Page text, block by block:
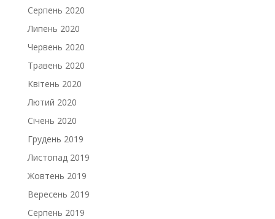
Серпень 2020
Липень 2020
Червень 2020
Травень 2020
Квітень 2020
Лютий 2020
Січень 2020
Грудень 2019
Листопад 2019
Жовтень 2019
Вересень 2019
Серпень 2019